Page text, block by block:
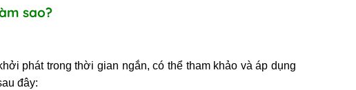
sao?
phát trong thời gian ngắn, có thể tham khảo và áp dụng
đây: